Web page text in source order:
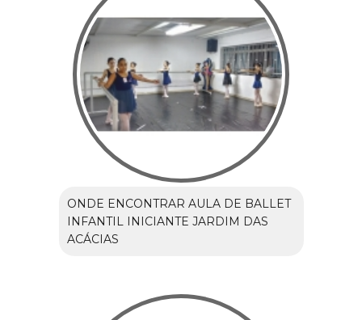
ONDE ENCONTRAR AULA DE BALLET
INFANTIL INICIANTE JARDIM DAS
ACÁCIAS